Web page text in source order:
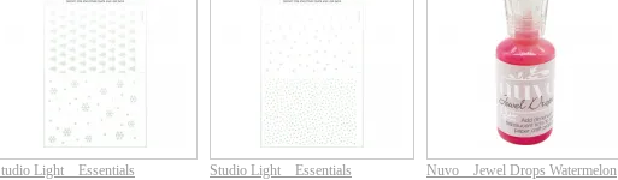
Light Essentials
Studio Light Essentials
Nuvo Jewel Drops Watermelon